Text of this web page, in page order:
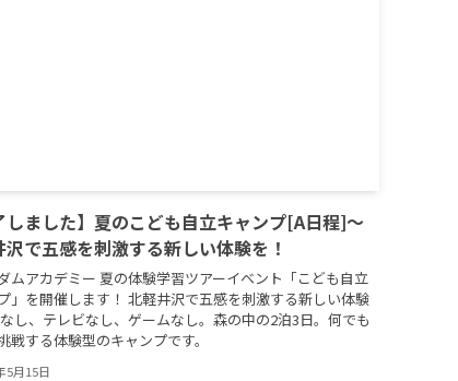
しました】夏のこども自立キャンプ[A日程]〜
沢で五感を刺激する新しい体験を！
ムアカデミー 夏の体験学習ツアーイベント「こども自立
」を開催します！ 北軽井沢で五感を刺激する新しい体験
し、テレビなし、ゲームなし。森の中の2泊3日。何でも
戦する体験型のキャンプです。
5月15日